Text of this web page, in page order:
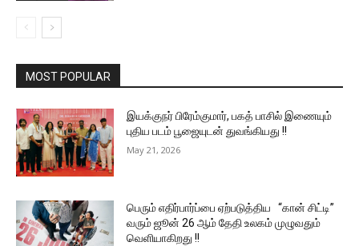
MOST POPULAR
இயக்குநர் பிரேம்குமார், பகத் பாசில் இணையும்
புதிய படம் பூஜையுடன் துவங்கியது !!
May 21, 2026
பெரும் எதிர்பார்ப்பை ஏற்படுத்திய “கான் சிட்டி”
வரும் ஜூன் 26 ஆம் தேதி உலகம் முழுவதும்
வெளியாகிறது !!